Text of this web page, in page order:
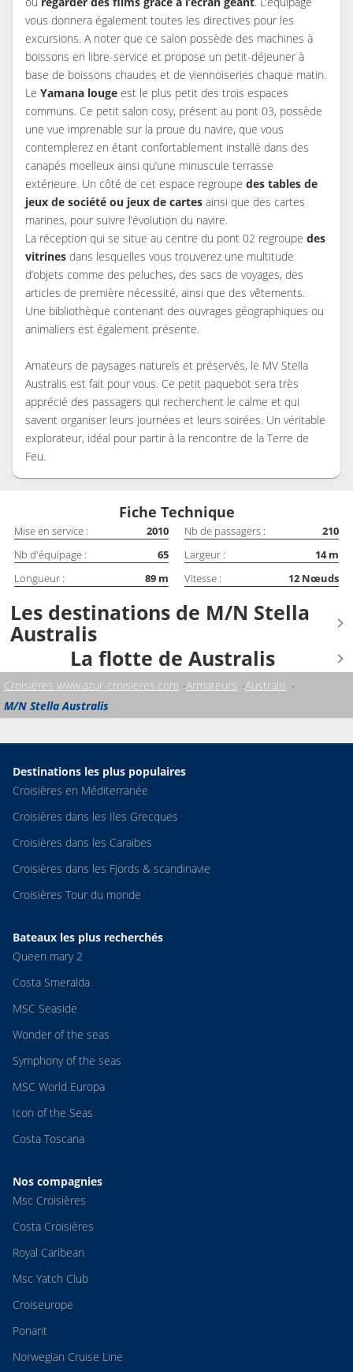
vous donnera également toutes les directives pour les
excursions. A noter que ce salon possède des machines à
boissons en libre-service et propose un petit-déjeuner à
base de boissons chaudes et de viennoiseries chaque matin.
Le Yamana louge est le plus petit des trois espaces
communs. Ce petit salon cosy, présent au pont 03, possède
une vue imprenable sur la proue du navire, que vous
contemplerez en étant confortablement installé dans des
canapés moelleux ainsi qu’une minuscule terrasse
extérieure. Un côté de cet espace regroupe des tables de
jeux de société ou jeux de cartes ainsi que des cartes
marines, pour suivre l’évolution du navire.
La réception qui se situe au centre du pont 02 regroupe des
vitrines dans lesquelles vous trouverez une multitude
d’objets comme des peluches, des sacs de voyages, des
articles de première nécessité, ainsi que des vêtements.
Une bibliothèque contenant des ouvrages géographiques ou
animaliers est également présente.
Amateurs de paysages naturels et préservés, le MV Stella
Australis est fait pour vous. Ce petit paquebot sera très
apprécié des passagers qui recherchent le calme et qui
savent organiser leurs journées et leurs soirées. Un véritable
explorateur, idéal pour partir à la rencontre de la Terre de
Feu.
Fiche Technique
Mise en service : 2010 Nb de passagers :
210
Nb d'équipage :
65 Largeur : 14m
Longueur :
89 m Vitesse : 12 Nœuds
Les destinations de M/N Stella
Australis
La flotte de Australis
Croisières www.azur-croisieres.com Armateurs Australis
M/N Stella Australis
Destinations les plus populaires
Croisières en Méditerranée
Croisières dans les Iles Grecques
Croisières dans les Caraibes
Croisières dans les Fjords & scandinavie
Croisières Tour du monde
Bateaux les plus recherchés
Queen mary 2
Costa Smeralda
MSC Seaside
Wonder of the seas
Symphony of the seas
MSC World Europa
Icon of the Seas
Costa Toscana
Nos compagnies
Msc Croisières
Costa Croisières
Royal Caribean
Msc Yatch Club
Croiseurope
Ponant
Norwegian Cruise Line